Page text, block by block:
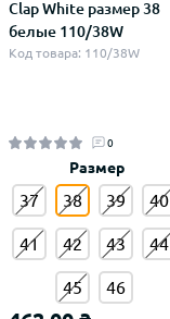
Clap White размер 38
белые 110/38W
Код товара: 110/38W
0
Размер
37 38 39 40
41 42 43 44
45 46